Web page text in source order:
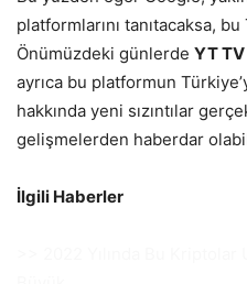
platformlarını tanıtacaksa,
Önümüzdeki günlerde YT TV
ayrıca bu platformun
hakkında yeni sızıntılar
gelişmelerden haberdar
İlgili Haberler